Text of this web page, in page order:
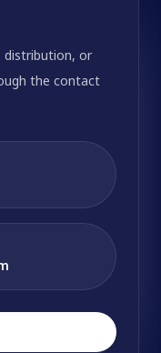
distribution, or
the contact